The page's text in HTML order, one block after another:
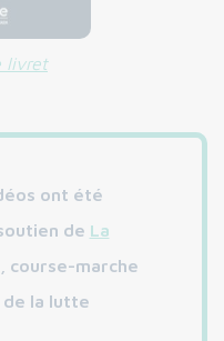
livret
ont été
de La
course-marche
la lutte